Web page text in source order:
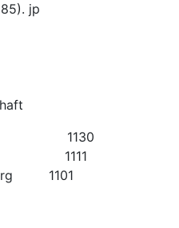
jp
1130
1111
1101